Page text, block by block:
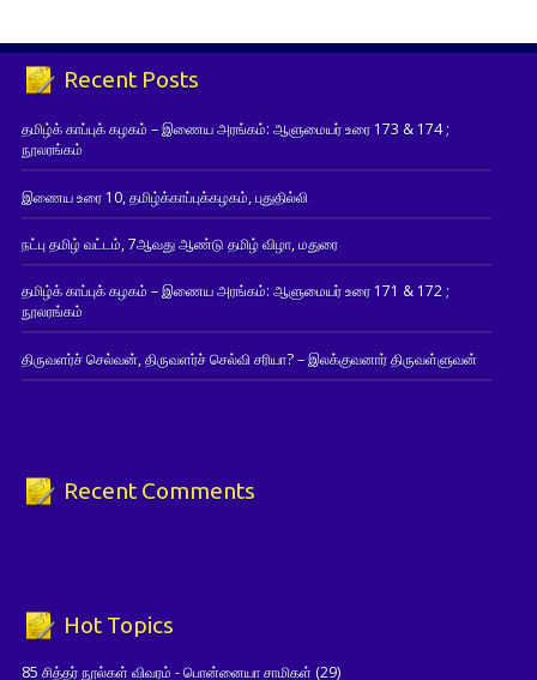
Recent Posts
தமிழ்க் காப்புக் கழகம் – இணைய அரங்கம்: ஆளுமையர் உரை 173 & 174 ;
நூலரங்கம்
இணைய உரை 10, தமிழ்க்காப்புக்கழகம், புதுதில்லி
நட்பு தமிழ் வட்டம், 7ஆவது ஆண்டு தமிழ் விழா, மதுரை
தமிழ்க் காப்புக் கழகம் – இணைய அரங்கம்: ஆளுமையர் உரை 171 & 172 ;
நூலரங்கம்
திருவளர்ச் செல்வன், திருவளர்ச் செல்வி சரியா? – இலக்குவனார் திருவள்ளுவன்
Recent Comments
Hot Topics
85 சித்தர் நூல்கள் விவரம் - பொன்னையா சாமிகள் (29)